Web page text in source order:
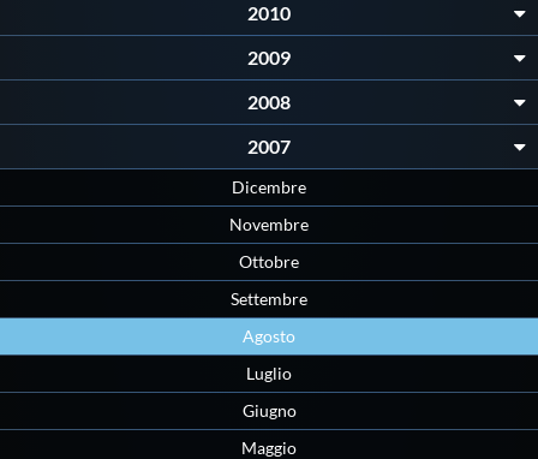
2010
2009
2008
2007
Dicembre
Novembre
Ottobre
Settembre
Agosto
Luglio
Giugno
Maggio